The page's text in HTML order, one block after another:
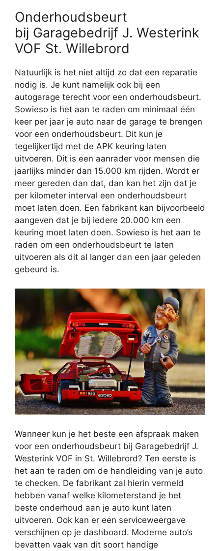
Onderhoudsbeurt
bij Garagebedrijf J. Westerink
VOF St. Willebrord
Natuurlijk is het niet altijd zo dat een reparatie
nodig is. Je kunt namelijk ook bij een
autogarage terecht voor een onderhoudsbeurt.
Sowieso is het aan te raden om minimaal één
keer per jaar je auto naar de garage te brengen
voor een onderhoudsbeurt. Dit kun je
tegelijkertijd met de APK keuring laten
uitvoeren. Dit is een aanrader voor mensen die
jaarlijks minder dan 15.000 km rijden. Wordt er
meer gereden dan dat, dan kan het zijn dat je
per kilometer interval een onderhoudsbeurt
moet laten doen. Een fabrikant kan bijvoorbeeld
aangeven dat je bij iedere 20.000 km een
keuring moet laten doen. Sowieso is het aan te
raden om een onderhoudsbeurt te laten
uitvoeren als dit al langer dan een jaar geleden
gebeurd is.
Wanneer kun je het beste een afspraak maken
voor een onderhoudsbeurt bij Garagebedrijf J.
Westerink VOF in St. Willebrord? Ten eerste is
het aan te raden om de handleiding van je auto
te checken. De fabrikant zal hierin vermeld
hebben vanaf welke kilometerstand je het
beste onderhoud aan je auto kunt laten
uitvoeren. Ook kan er een serviceweergave
verschijnen op je dashboard. Moderne auto’s
bevatten vaak van dit soort handige